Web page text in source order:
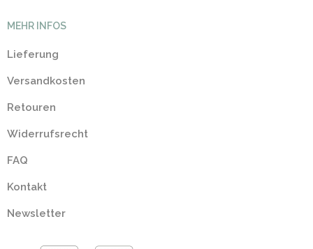
MEHR INFOS
Lieferung
Versandkosten
Retouren
Widerrufsrecht
FAQ
Kontakt
Newsletter